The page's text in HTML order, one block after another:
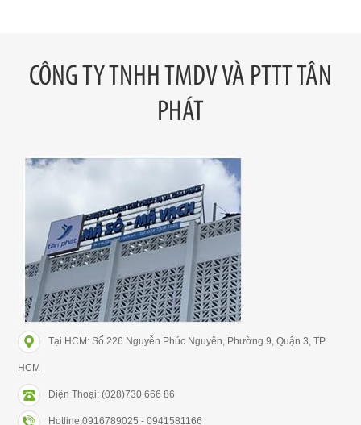
CÔNG TY TNHH TMDV VÀ PTTT TÂN
PHÁT
Tại HCM: Số 226 Nguyễn Phúc Nguyên, Phường 9, Quận 3, TP
HCM
Điện Thoại: (028)730 666 86
Hotline:0916789025 - 0941581166